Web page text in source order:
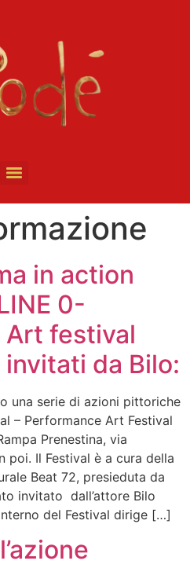
in action
0-
Art festival
da Bilo:
una serie di azioni pittoriche
– Performance Art Festival
Prenestina, via
poi. Il Festival è a cura della
Beat 72, presieduta da
invitato dall’attore Bilo
del Festival dirige […]